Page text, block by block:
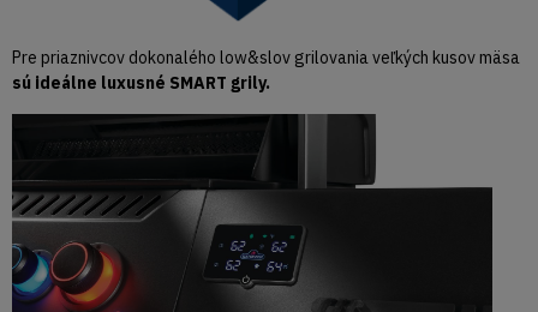
Pre priaznivcov dokonalého low&slov grilovania veľkých kusov mäsa
sú ideálne luxusné SMART grily.